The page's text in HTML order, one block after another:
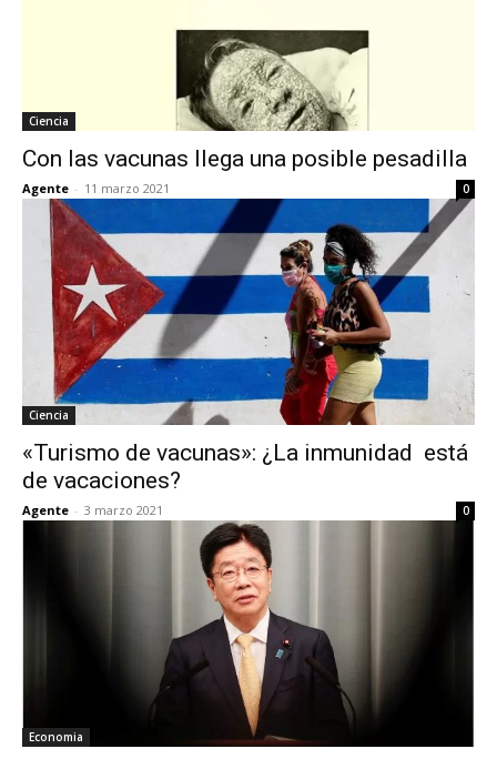
Ciencia
Con las vacunas llega una posible pesadilla
Agente - 11 marzo 2021 0
Ciencia
«Turismo de vacunas»: ¿La inmunidad está
de vacaciones?
Agente - 3 marzo 2021 0
Economia